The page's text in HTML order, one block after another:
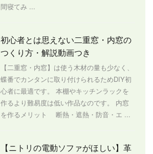
間寝てみ ...
初心者とは思えない二重窓・内窓の
つくり方・解説動画つき
【二重窓・内窓】は使う木材の量も少なく、
蝶番でカンタンに取り付けられるためDIY初
心者に最適です。 本棚やキッチンラックを
作るより難易度は低い作品なのです。 内窓
を作るメリット 断熱・遮熱・防音・エ ...
【ニトリの電動ソファがほしい】革